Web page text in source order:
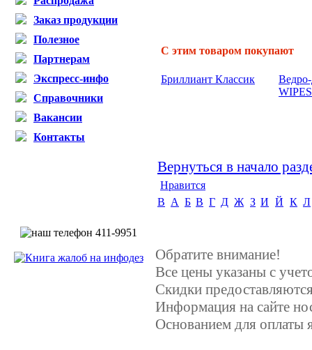
Заказ продукции
Полезное
Партнерам
Экспресс-инфо
Справочники
Вакансии
Контакты
С этим товаром покупают
Бриллиант Классик
WIPES
Вернуться в начало
Нравится
B А Б В Г Д Ж З И Й К Л
Обратите внимание!
Все цены указаны с
Скидки
Информация на сайте
Основанием для оплаты